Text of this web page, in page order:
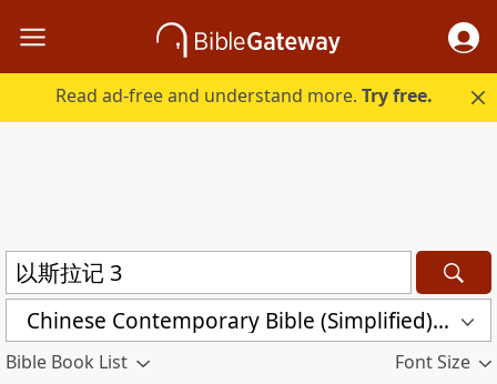
Read ad-free and understand more.Try free.
Chinese Contemporary Bible (Simplified) (CCB)
Bible Book List Font Size